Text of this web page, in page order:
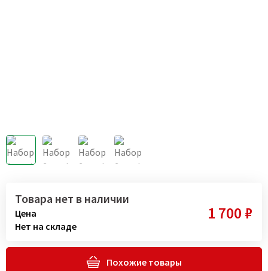
Товара нет в наличии
Цена 1 700 ₽
Нет на складе
Похожие товары